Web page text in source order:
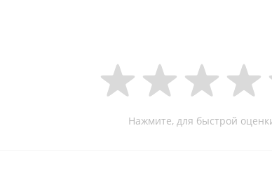
Нажмите, для быстрой